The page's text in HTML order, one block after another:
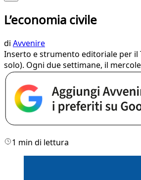
L’economia civile
di Avvenire
Inserto e strumento editoriale per il
solo). Ogni due settimane, il
1 min di lettura